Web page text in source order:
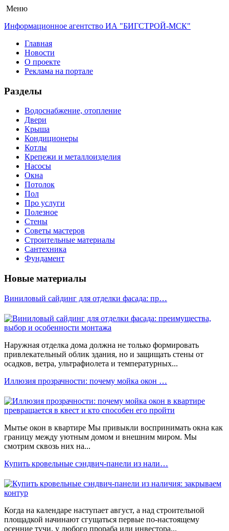
Меню
Информационное агентство ИА "БИГСТРОЙ-МСК"
Главная
Новости
О проекте
Реклама на портале
Разделы
Водоснабжение, отопление
Двери
Крыша
Кондиционеры
Котлы
Крепежи и металлоизделия
Насосы
Окна
Потолок
Пол
Про услуги
Полезное
Стены
Советы мастеров
Строительные материалы
Сантехника
Фундамент
Новые материалы
Виниловый сайдинг для отделки фасада: пр…
Наружная отделка дома должна не только формировать
привлекательный облик здания, но и защищать стены от
осадков, ветра, ультрафиолета и температурных...
Иллюзия прозрачности: почему мойка окон …
Мытье окон в квартире Мы привыкли воспринимать окна как
границу между уютным домом и внешним миром. Мы
смотрим сквозь них на...
Купить кровельные сэндвич-панели из нали…
Когда на календаре наступает август, а над строительной
площадкой начинают сгущаться первые по-настоящему
осенние тучи, у любого прораба или инвестора...